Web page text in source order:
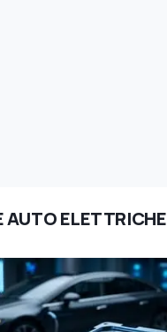
AUTO ELETTRICHE